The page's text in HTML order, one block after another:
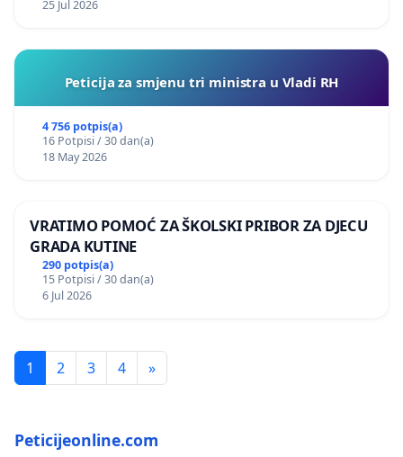
25 Jul 2026
Peticija za smjenu tri ministra u Vladi RH
4 756 potpis(a)
16 Potpisi / 30 dan(a)
18 May 2026
VRATIMO POMOĆ ZA ŠKOLSKI PRIBOR ZA DJECU
GRADA KUTINE
290 potpis(a)
15 Potpisi / 30 dan(a)
6 Jul 2026
1 2 3 4 »
Peticijeonline.com